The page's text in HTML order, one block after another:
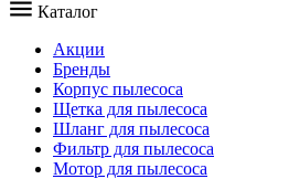
Каталог
Акции
Бренды
Корпус пылесоса
Щетка для пылесоса
Шланг для пылесоса
Фильтр для пылесоса
Мотор для пылесоса